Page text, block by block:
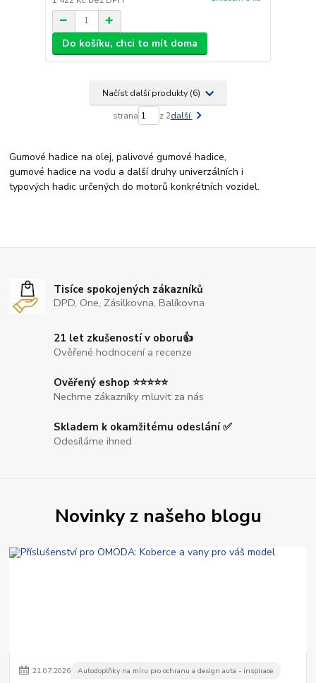
Do košíku, chci to mít doma
Načíst další produkty (6)
strana z 2další
Gumové hadice na olej, palivové gumové hadice,
gumové hadice na vodu a další druhy univerzálních i
typových hadic určených do motorů konkrétních vozidel.
Tisíce spokojených zákazníků
DPD, One, Zásilkovna, Balíkovna
21 let zkušeností v oboru👍
Ověřené hodnocení a recenze
Ověřený eshop ⭐⭐⭐⭐⭐
Nechme zákazníky mluvit za nás
Skladem k okamžitému odeslání ✅
Odesíláme ihned
Novinky z našeho blogu
21.07.2026 Autodoplňky na míru pro ochranu a design auta - inspirace